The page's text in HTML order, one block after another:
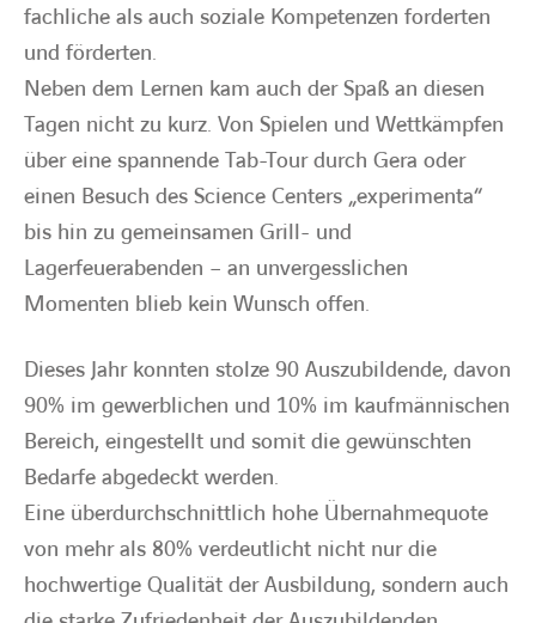
fachliche als auch soziale Kompetenzen forderten
und förderten.
Neben dem Lernen kam auch der Spaß an diesen
Tagen nicht zu kurz. Von Spielen und Wettkämpfen
über eine spannende Tab-Tour durch Gera oder
einen Besuch des Science Centers „experimenta“
bis hin zu gemeinsamen Grill- und
Lagerfeuerabenden – an unvergesslichen
Momenten blieb kein Wunsch offen.
Dieses Jahr konnten stolze 90 Auszubildende, davon
90% im gewerblichen und 10% im kaufmännischen
Bereich, eingestellt und somit die gewünschten
Bedarfe abgedeckt werden.
Eine überdurchschnittlich hohe Übernahmequote
von mehr als 80% verdeutlicht nicht nur die
hochwertige Qualität der Ausbildung, sondern auch